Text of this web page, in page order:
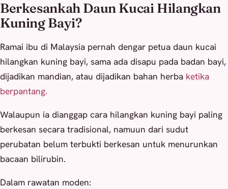
Berkesankah Daun Kucai Hilangkan
Kuning Bayi?
Ramai ibu di Malaysia pernah dengar petua daun kucai
hilangkan kuning bayi, sama ada disapu pada badan bayi,
dijadikan mandian, atau dijadikan bahan herba ketika
berpantang.
Walaupun ia dianggap cara hilangkan kuning bayi paling
berkesan secara tradisional, namuun dari sudut
perubatan belum terbukti berkesan untuk menurunkan
bacaan bilirubin.
Dalam rawatan moden: